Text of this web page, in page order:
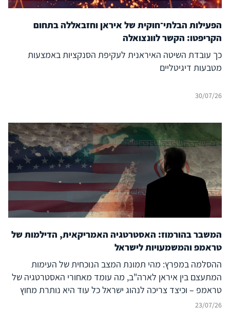
הפעילות הבלתי־חוקית של איראן וחזבאללה בתחום
הקריפטו: הקשר לוונצואלה
כך עובדת השיטה האיראנית לעקיפת הסנקציות באמצעות
מטבעות דיגיטליים
30/07/26
המשבר בהורמוז: האסטרטגיה האמריקאית, הדילמות של
טראמפ והמשמעויות לישראל
ההסלמה במפרץ: מהי תמונת המצב הנוכחית של העימות
המתעצם בין איראן לארה"ב, מה עומד מאחורי האסטרטגיה של
טראמפ – וכיצד צריכה לנהוג ישראל כל עוד היא נותרת מחוץ
לעימות?
23/07/26